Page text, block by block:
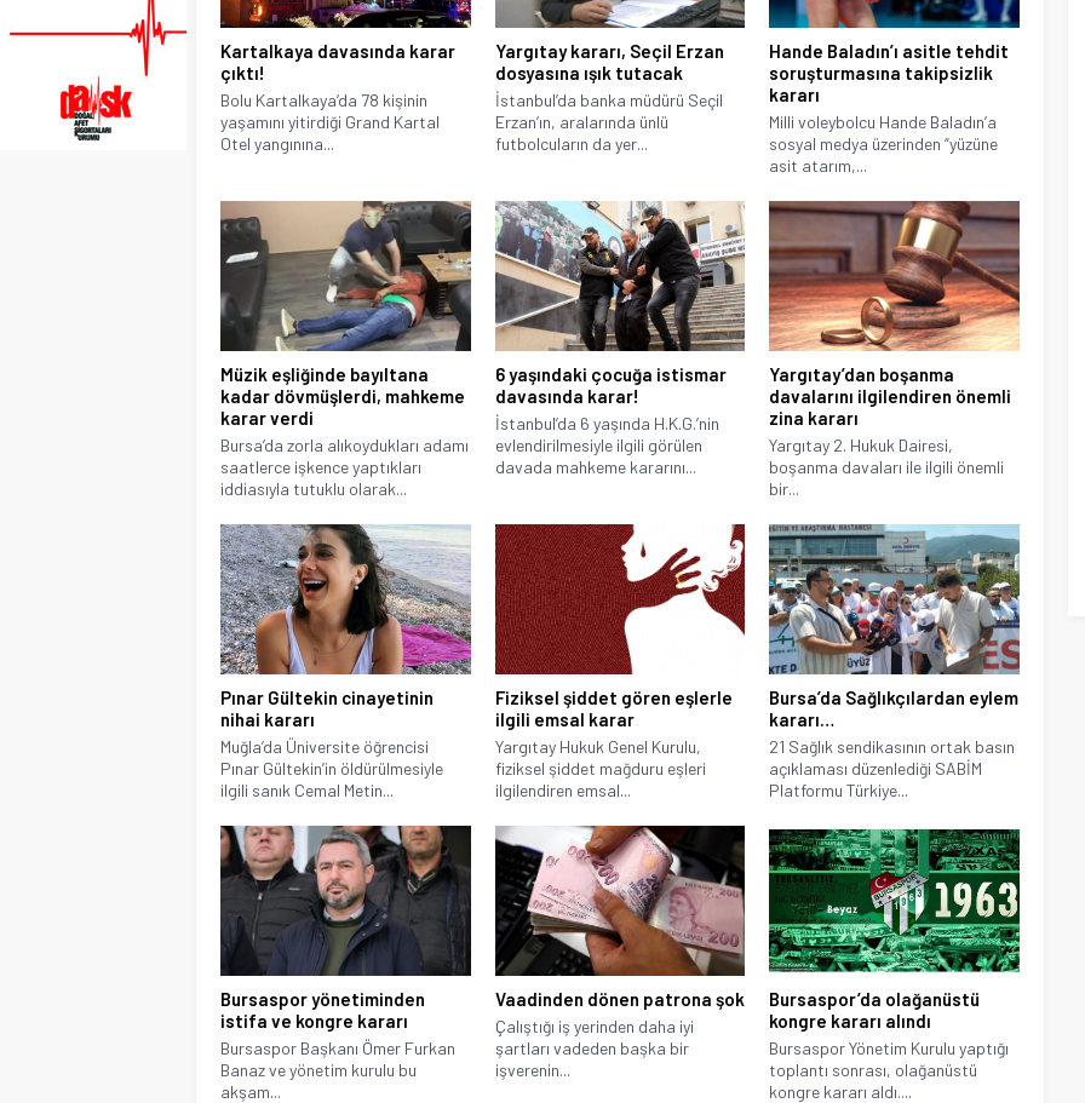
Kartalkaya davasında karar
çıktı!
Bolu Kartalkaya‘da 78 kişinin
yaşamını yitirdiği Grand Kartal
Otel yangınına...
Yargıtay kararı, Seçil Erzan
dosyasına ışık tutacak
İstanbul’da banka müdürü Seçil
Erzan’ın, aralarında ünlü
futbolcuların da yer...
Hande Baladın’ı asitle tehdit
soruşturmasına takipsizlik
kararı
Milli voleybolcu Hande Baladın’a
sosyal medya üzerinden “yüzüne
asit atarım,...
Müzik eşliğinde bayıltana
kadar dövmüşlerdi, mahkeme
karar verdi
Bursa’da zorla alıkoydukları adamı
saatlerce işkence yaptıkları
iddiasıyla tutuklu olarak...
6 yaşındaki çocuğa istismar
davasında karar!
İstanbul’da 6 yaşında H.K.G.’nin
evlendirilmesiyle ilgili görülen
davada mahkeme kararını...
Yargıtay’dan boşanma
davalarını ilgilendiren önemli
zina kararı
Yargıtay 2. Hukuk Dairesi,
boşanma davaları ile ilgili önemli
bir...
Pınar Gültekin cinayetinin
nihai kararı
Muğla’da Üniversite öğrencisi
Pınar Gültekin’in öldürülmesiyle
ilgili sanık Cemal Metin...
Fiziksel şiddet gören eşlerle
ilgili emsal karar
Yargıtay Hukuk Genel Kurulu,
fiziksel şiddet mağduru eşleri
ilgilendiren emsal...
Bursa’da Sağlıkçılardan eylem
kararı…
21 Sağlık sendikasının ortak basın
açıklaması düzenlediği SABİM
Platformu Türkiye...
Bursaspor yönetiminden
istifa ve kongre kararı
Bursaspor Başkanı Ömer Furkan
Banaz ve yönetim kurulu bu
akşam...
Vaadinden dönen patrona şok
Çalıştığı iş yerinden daha iyi
şartları vadeden başka bir
işverenin...
Bursaspor’da olağanüstü
kongre kararı alındı
Bursaspor Yönetim Kurulu yaptığı
toplantı sonrası, olağanüstü
kongre kararı aldı....